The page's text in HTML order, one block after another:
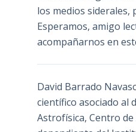
los medios siderales,
Esperamos, amigo
acompañarnos en
David Barrado
científico asociado al
Astrofísica, Centro